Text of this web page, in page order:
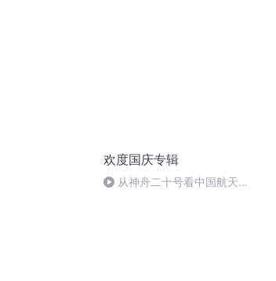
欢度国庆专辑
从神舟二十号看中国航天